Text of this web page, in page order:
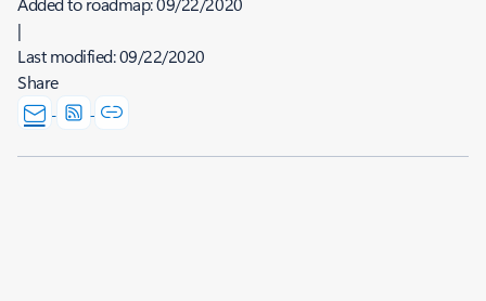
|
Last modified:09/22/2020
Share